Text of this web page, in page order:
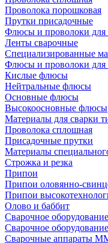
Проволока порошковая
Прутки присадочные
Флюсы и проволоки для
Ленты сварочные
Специализированные
Флюсы и проволоки для
Кислые флюсы
Нейтральные флюсы
Основные флюсы
Высокоосновные флюсы
Материалы для сварки
Проволока сплошная
Присадочные прутки
Материалы
Строжка и резка
Припои
Припои оловянно-
Припои
Олово и баббит
Сварочное оборудование
Сварочное
Сварочные аппараты